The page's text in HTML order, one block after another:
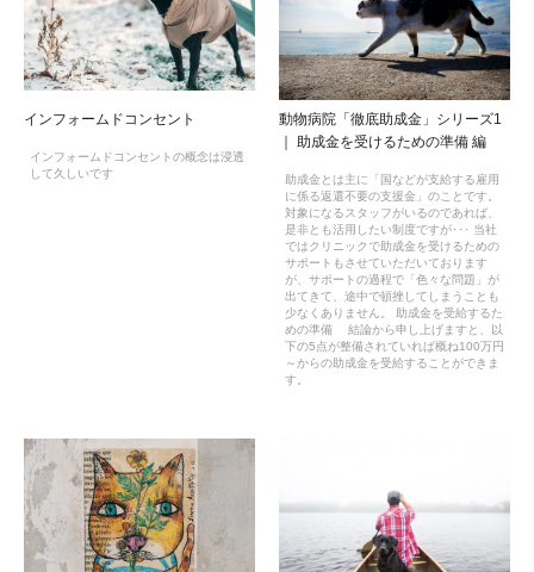
インフォームドコンセント
インフォームドコンセントの概念は浸透
して久しいです
動物病院「徹底助成金」シリーズ1
｜ 助成金を受けるための準備 編
助成金とは主に「国などが支給する雇用
に係る返還不要の支援金」のことです。
対象になるスタッフがいるのであれば、
是非とも活用したい制度ですが･･･ 当社
ではクリニックで助成金を受けるための
サポートもさせていただいております
が、サポートの過程で「色々な問題」が
出てきて、途中で頓挫してしまうことも
少なくありません。 助成金を受給するた
めの準備 結論から申し上げますと、以
下の5点が整備されていれば概ね100万円
～からの助成金を受給することができま
す。